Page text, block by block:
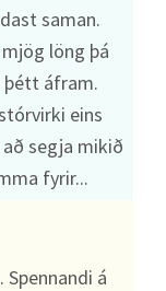
saman.
löng þá
þétt áfram.
eins
segja mikið
fyrir...
á